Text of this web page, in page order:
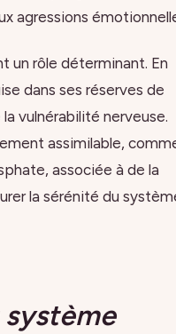
agressions
un rôle déterminant. En
dans ses réserves de
vulnérabilité nerveuse.
assimilable,
associée à de la
la sérénité du